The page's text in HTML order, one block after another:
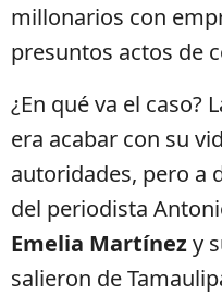
millonarios con
presuntos actos de
¿En qué va el caso?
era acabar con su
autoridades, pero a
del periodista
Emelia Martínezy
salieron de